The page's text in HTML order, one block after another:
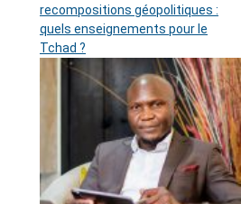
recompositions géopolitiques :
quels enseignements pour le
Tchad ?